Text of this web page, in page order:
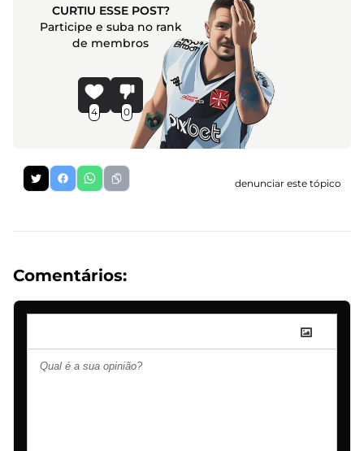
CURTIU ESSE POST?
Participe e suba no rank
de membros
4 0
denunciar este tópico
Comentários: